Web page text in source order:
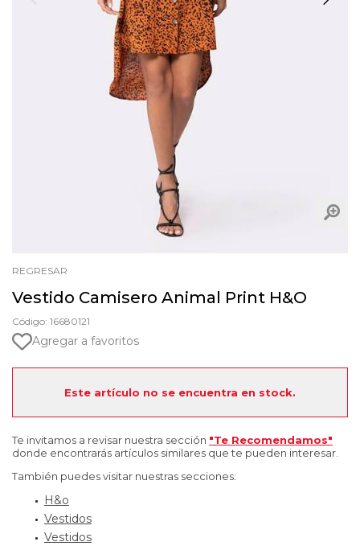
REGRESAR
Vestido Camisero Animal Print H&O
Código: 16680121
Agregar a favoritos
Este artículo no se encuentra en stock.
Te invitamos a revisar nuestra sección "Te Recomendamos"
donde encontrarás artículos similares que te pueden interesar.
También puedes visitar nuestras secciones:
H&o
Vestidos
Vestidos